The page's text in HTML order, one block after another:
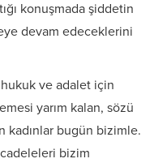
konuşmada şiddetin
devam edeceklerini
ve adalet için
yarım kalan, sözü
kadınlar bugün bizimle.
bizim